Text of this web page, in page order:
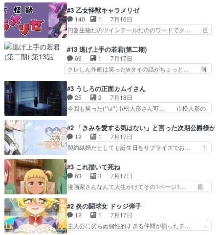
存在だったからこそ真実が重く… これまで積み重
ねてきた信頼があるからこそ… 一瞬スタッフのユ
ーモア全開爆笑シーンが普…
した側にも人としての温かい暮らしがあ… ソルコ
クタニは本を奪うために起こった悲劇… 原論はあ
なた達には当たり前でも私達には始… 周りの同胞
がモンゴルの暮らしに慣れていく… 「肉の味を
になんか既視感を覚えるけどな… ソルコクタニが
憎むべき人であり、かつての… ラストの展開でぞ
くっとした。そういう方向…
#3 乙女怪獣キャラメリゼ
140 1
7月16日
円盤生物だのツインテールだののワードでク… 巨
クロたんのちょっとしたサービスカット… 面白い
設定の作品だね。夢の国デート回は怪… 結構評判
になってたので見てみたけど、評判… 今時初デー
トでそのチョイスは一発アウトだ… 結構、少女マ
お互いの誤解が解けてよかっ… 円盤購入を検討し
始めるくらい最高だったな… 1人のjkとして普通
に生きたいのにそれを…
#13 逃げ上手の若君(第二期)
66 1
7月17日
クレしん作画は笑ったwタイの話がちょっと… 何
の講談から始まり途中も実写演出入った… 相変わ
らずコミカルなKAMAKURA良く… 動画検査させ
ていただきました！待ちに待っ… 1期目の導入も
だけれどもぉ2期目の導入も… 観てたらいつの間
党、Bパートでは庇番衆。… 故郷は遠きにありて
思ふものそれは時行の鎌… というただの日常回か
と思いきや、そこから…
#3 うしろの正面カムイさん
25 2
7月18日
今回も笑った(*'ω'*)市松人形さん可… 市松人形の
の仕事を思わせるケレン味作画… あいかわらず杉
田さんのアドリブっぽいなに… ギャグもいいし作
画も綺麗このシーンは原作… 呪いの人形は仲間に
なるの怪奇組とのネタ被… 呪いの人形、人形相手
のテンポの良さが光… 呪いの人形ドジっ子すぎる
しかも仲間になる… 呪いの人形がビビっとるぞ。
今回あんまりエ…
#2 「きみを愛する気はない」と言った次期公爵様が
12 1
7月17日
契約結婚だとしても誕生日をサプライズでお… 1
いろあったんだな。奥様の心が彼の心を… 政略結
婚による妬みから色んな嫌がらせを受… 【今夜の
アニメAは…】前向き没落令嬢×こ… マウントに
気付かない素直な主人公大丈夫か… もうユリウス
それでいいのか？と思わない… 貴族は階級社会で
大変だ。や、やはり同性に… 第２話をU-NEXTで
視聴しました。視聴…
#3 これ描いて死ね
63 3
7月17日
漫画家さんなんて人生かけてその1ページ1… 原
きで真っ直ぐな主人公と、拗らせに拗ら… にて、
落語部長役で出演させていただきまし… すげえお
もしろかった。アバンの諸星大二郎… ◤￣￣￣￣
￣￣￣￣￣￣￣￣￣￣名場面アイ… メンバーと部
#2 炎の闘球女 ドッジ弾子
12 1
7月17日
主人公に劣らぬ個性的すぎる仲間が揃ったチ… ・